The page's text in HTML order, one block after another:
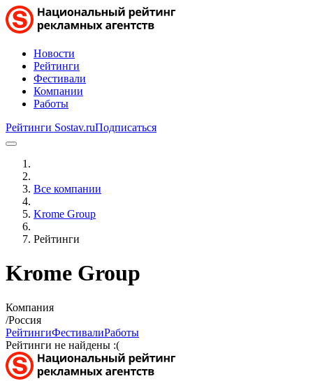
Новости
Рейтинги
Фестивали
Компании
Работы
Рейтинги Sostav.ruПодписаться
Все компании
Krome Group
Рейтинги
Krome Group
Компания
/Россия
РейтингиФестивалиРаботы
Рейтинги не найдены :(